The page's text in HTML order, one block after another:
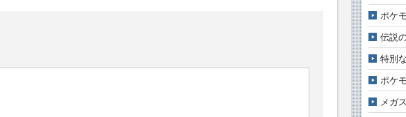
ポケ
伝説
特別
ポケ
メガ